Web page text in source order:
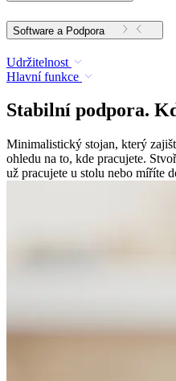
Software a Podpora
Udržitelnost
Hlavní funkce
Stabilní podpora.
Minimalistický stojan, který
ohledu na to, kde pracujete.
už pracujete u stolu nebo míříte